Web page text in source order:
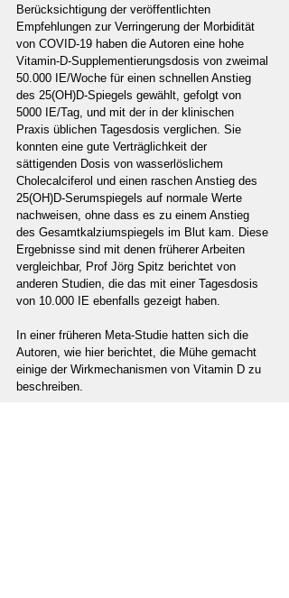
Berücksichtigung der veröffentlichten
Empfehlungen zur Verringerung der Morbidität
von COVID-19 haben die Autoren eine hohe
Vitamin-D-Supplementierungsdosis von zweimal
50.000 IE/Woche für einen schnellen Anstieg
des 25(OH)D-Spiegels gewählt, gefolgt von
5000 IE/Tag, und mit der in der klinischen
Praxis üblichen Tagesdosis verglichen. Sie
konnten eine gute Verträglichkeit der
sättigenden Dosis von wasserlöslichem
Cholecalciferol und einen raschen Anstieg des
25(OH)D-Serumspiegels auf normale Werte
nachweisen, ohne dass es zu einem Anstieg
des Gesamtkalziumspiegels im Blut kam. Diese
Ergebnisse sind mit denen früherer Arbeiten
vergleichbar, Prof Jörg Spitz berichtet von
anderen Studien, die das mit einer Tagesdosis
von 10.000 IE ebenfalls gezeigt haben.
In einer früheren Meta-Studie hatten sich die
Autoren, wie hier berichtet, die Mühe gemacht
einige der Wirkmechanismen von Vitamin D zu
beschreiben.